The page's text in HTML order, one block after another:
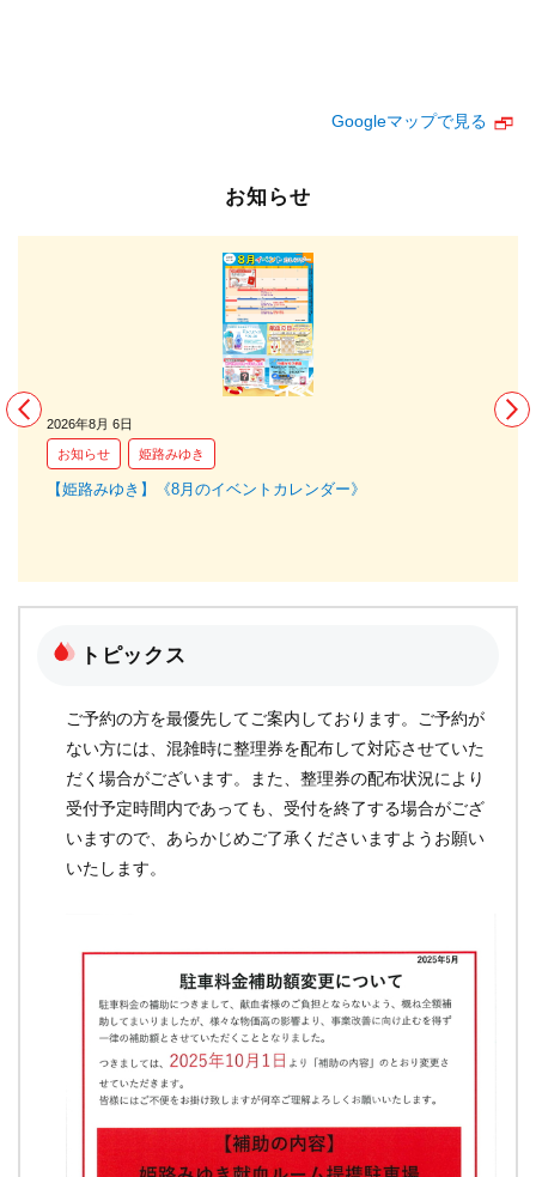
Googleマップで見る
お知らせ
2026年8月 6日
お知らせ 姫路みゆき
【姫路みゆき】《8月のイベントカレンダー》
トピックス
ご予約の方を最優先してご案内しております。ご予約が
ない方には、混雑時に整理券を配布して対応させていた
だく場合がございます。また、整理券の配布状況により
受付予定時間内であっても、受付を終了する場合がござ
いますので、あらかじめご了承くださいますようお願い
いたします。